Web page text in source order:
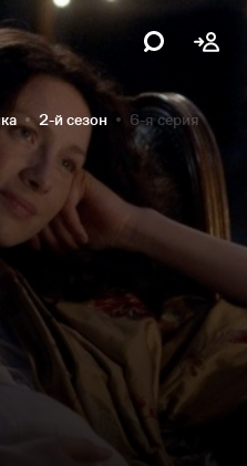
2-й сезон 6-я серия